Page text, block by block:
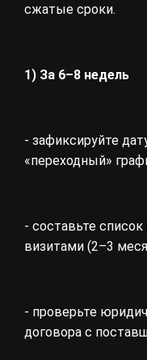
сжатые сроки.
1) За 6–8 недель
- зафиксируйте
«переходный»
- составьте
визитами (2–3
- проверьте
договора с